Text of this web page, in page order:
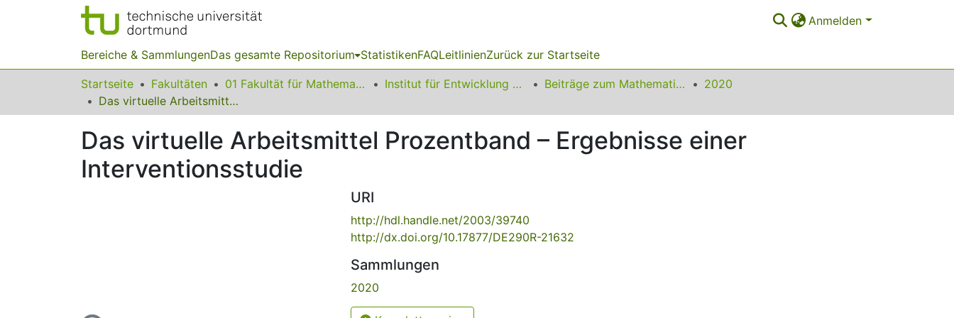
Anmelden
Bereiche & SammlungenDas gesamte Repositorium StatistikenFAQLeitlinienZurück zur Startseite
Startseite Fakultäten 01 Fakultät für Mathematik Institut für Entwicklung und Erforschung des Mathematikunterrichts Beiträge zum Mathematikunterricht
2020
Das virtuelle Arbeitsmittel Prozentband – Ergebnisse einer Interventionsstudie
Das virtuelle Arbeitsmittel Prozentband – Ergebnisse einer
Interventionsstudie
URI
http://hdl.handle.net/2003/39740
http://dx.doi.org/10.17877/DE290R-21632
Sammlungen
2020